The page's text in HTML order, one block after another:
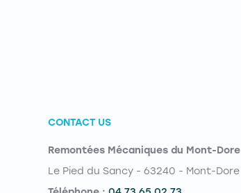
CONTACT US
Remontées Mécaniques du Mont-Dore
Le Pied du Sancy - 63240 - Mont-Dore